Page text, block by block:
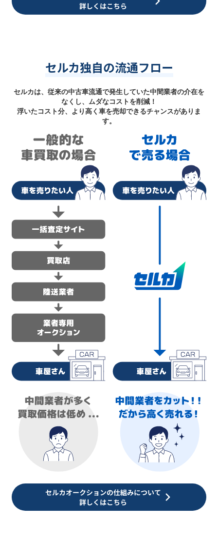
詳しくはこちら
セルカ独自の流通フロー
セルカは、従来の中古車流通で発生していた中間業者の介在を
なくし、ムダなコストを削減！
浮いたコスト分、より高く車を売却できるチャンスがありま
す。
セルカオークションの仕組みについて
詳しくはこちら